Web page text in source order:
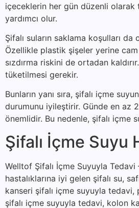
içeceklerin her gün düzenli olarak
yardımcı olur.
Şifalı suların saklama koşulları
Özellikle plastik şişeler yerine
sızdırma riskini de ortadan
tüketilmesi gerekir.
Bunların yanı sıra, şifalı içme
durumunu iyileştirir. Günde en az
önemlidir. Bu nedenle, şifalı içme
Şifalı İçme Suyu
Welltof Şifalı İçme Suyuyla
hastalıklarına iyi gelen şifalı su,
kanseri şifalı içme suyuyla
şifalı içme suyuyla tedavi, kolon